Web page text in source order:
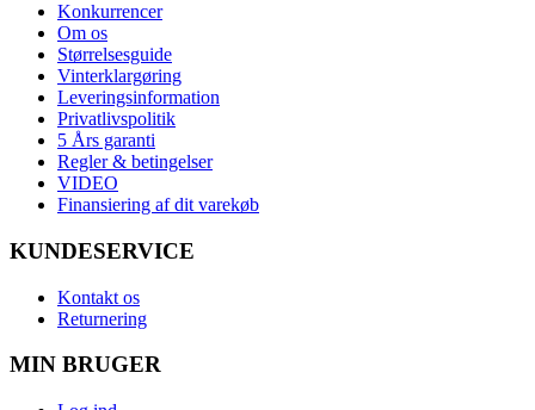
Konkurrencer
Om os
Størrelsesguide
Vinterklargøring
Leveringsinformation
Privatlivspolitik
5 Års garanti
Regler & betingelser
VIDEO
Finansiering af dit varekøb
KUNDESERVICE
Kontakt os
Returnering
MIN BRUGER